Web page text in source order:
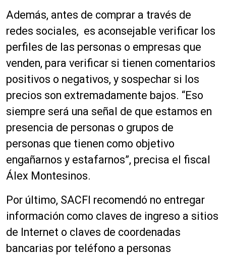
Además, antes de comprar a través de
redes sociales, es aconsejable verificar los
perfiles de las personas o empresas que
venden, para verificar si tienen comentarios
positivos o negativos, y sospechar si los
precios son extremadamente bajos. “Eso
siempre será una señal de que estamos en
presencia de personas o grupos de
personas que tienen como objetivo
engañarnos y estafarnos”, precisa el fiscal
Álex Montesinos.
Por último, SACFI recomendó no entregar
información como claves de ingreso a sitios
de Internet o claves de coordenadas
bancarias por teléfono a personas